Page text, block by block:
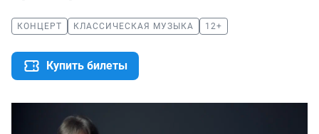
КОНЦЕРТ КЛАССИЧЕСКАЯ МУЗЫКА 12+
Купить билеты